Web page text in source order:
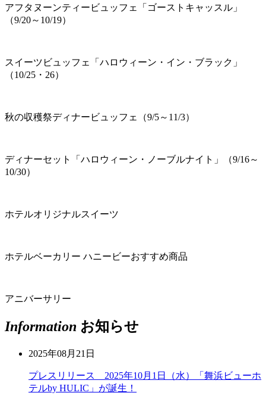
アフタヌーンティービュッフェ「ゴーストキャッスル」
（9/20～10/19）
スイーツビュッフェ「ハロウィーン・イン・ブラック」
（10/25・26）
秋の収穫祭ディナービュッフェ（9/5～11/3）
ディナーセット「ハロウィーン・ノーブルナイト」（9/16～
10/30）
ホテルオリジナルスイーツ
ホテルベーカリー ハニービーおすすめ商品
アニバーサリー
Information お知らせ
2025年08月21日
プレスリリース 2025年10月1日（水）「舞浜ビューホ
テルby HULIC」が誕生！